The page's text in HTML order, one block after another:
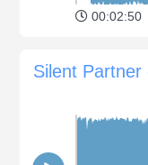
00:02:50
Silent